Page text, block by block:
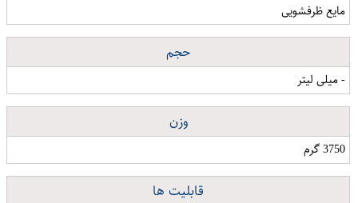
مایع ظرفشویی
حجم
- میلی لیتر
وزن
3750 گرم
قابلیت ها